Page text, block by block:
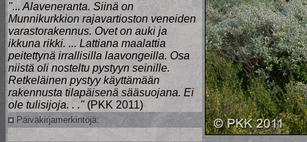
"... Alaveneranta. Siinä on
Munnikurkkion rajavartioston veneiden
varastorakennus. Ovet on auki ja
ikkuna rikki. ... Lattiana maalattia
peitettynä irrallisilla laavongeilla. Osa
niistä oli nosteltu pystyyn seinille.
Retkeläinen pystyy käyttämään
rakennusta tilapäisenä sääsuojana. Ei
ole tulisijoja. . ."(PKK 2011)
Päiväkirjamerkintöjä: